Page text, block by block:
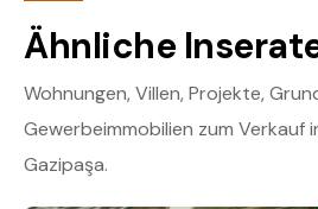
Ähnliche
Wohnungen, Villen, Projekte,
Gewerbeimmobilien zum Verkauf
Gazipaşa.